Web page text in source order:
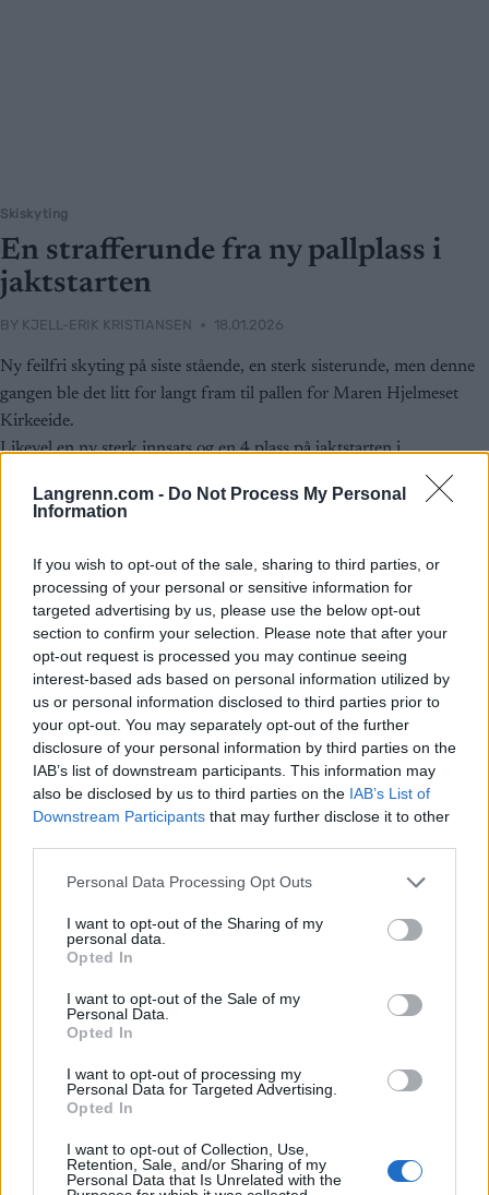
Langrenn.com - Do Not Process My Personal
Information
If you wish to opt-out of the sale, sharing to third parties, or
processing of your personal or sensitive information for
targeted advertising by us, please use the below opt-out
section to confirm your selection. Please note that after your
opt-out request is processed you may continue seeing
interest-based ads based on personal information utilized by
us or personal information disclosed to third parties prior to
your opt-out. You may separately opt-out of the further
disclosure of your personal information by third parties on the
IAB’s list of downstream participants. This information may
also be disclosed by us to third parties on the IAB’s List of
Downstream Participants that may further disclose it to other
Please note that this website/app uses one or more Google
not limited to your visit or usage behaviour. You may click to
grant or deny consent to Google and its third-party tags to
use your data for below specified purposes in below Google
consent section.
Personal Data Processing Opt Outs
I want to opt-out of the Sharing of my
personal data.
Opted In
I want to opt-out of the Sale of my
Personal Data.
Opted In
I want to opt-out of processing my
Personal Data for Targeted Advertising.
Opted In
I want to opt-out of Collection, Use,
Retention, Sale, and/or Sharing of my
Personal Data that Is Unrelated with the
Skiskyting
En strafferunde fra ny pallplass i
jaktstarten
BY KJELL-ERIK KRISTIANSEN 18.01.2026
Ny feilfri skyting på siste stående, en sterk sisterunde, men denne
gangen ble det litt for langt fram til pallen for Maren Hjelmeset
Kirkeeide.
Likevel en ny sterk innsats og en 4.plass på jaktstarten i
Slik gikk verdenscupen i skiskyting
2024-25
INGEBORG SCHEVE
2024-25, sammenlagt og alle delcuper.